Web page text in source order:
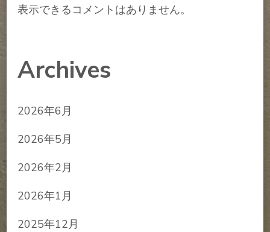
表示できるコメントはありません。
Archives
2026年6月
2026年5月
2026年2月
2026年1月
2025年12月